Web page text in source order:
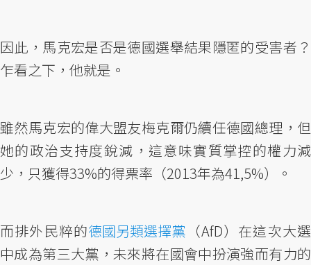
因此，馬克宏是否是德國選舉結果隱匿的受害者？
乍看之下，他就是。
雖然馬克宏的偉大盟友梅克爾仍續任德國總理，但
她的政治支持度銳減，這意味實質掌控的權力減
少，只獲得33%的得票率（2013年為41,5%）。
而排外民粹的德國另類選擇黨 （AfD）在這次大選
中成為第三大黨，未來將在國會中扮演強而有力的